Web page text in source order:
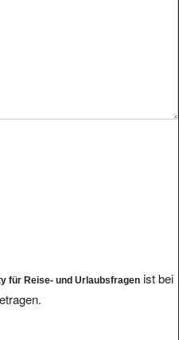
für Reise- und Urlaubsfragen ist bei